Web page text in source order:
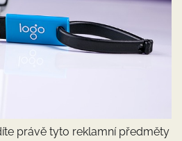
právě tyto reklamní předměty